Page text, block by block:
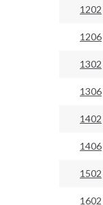
1202
1206
1302
1306
1402
1406
1502
1602